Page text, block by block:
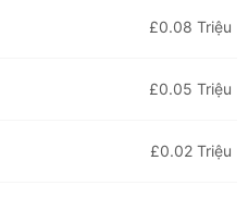
£0.08 Triệu
£0.05 Triệu
£0.02 Triệu